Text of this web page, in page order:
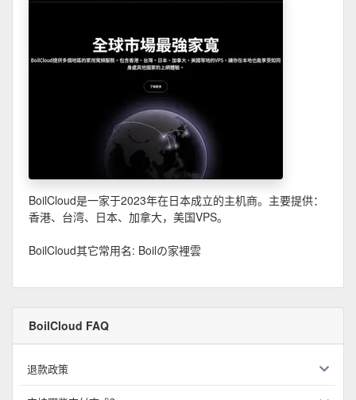
BoilCloud是一家于2023年在日本成立的主机商。主要提供：
香港、台湾、日本、加拿大，美国VPS。
BoilCloud其它常用名: Boilの家裡雲
BoilCloud FAQ
退款政策